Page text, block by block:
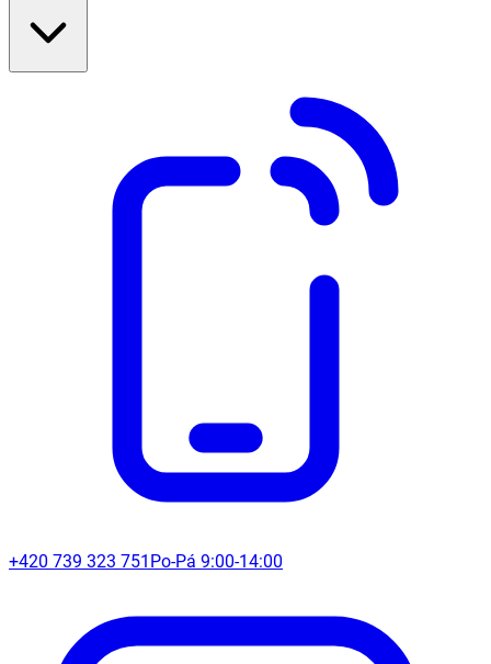
+420 739 323 751 Po-Pá 9:00-14:00